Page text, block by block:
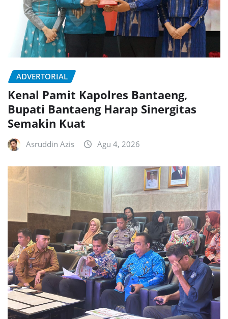
ADVERTORIAL
Kenal Pamit Kapolres Bantaeng,
Bupati Bantaeng Harap Sinergitas
Semakin Kuat
Asruddin Azis Agu 4, 2026